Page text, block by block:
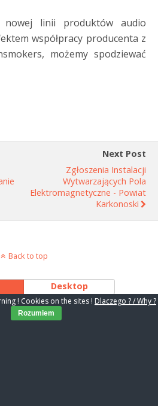
linii produktów audio
współpracy producenta z
możemy spodziewać
Next Post
Zgłoszenia Instalacji
Wytwarzających Pola
Elektromagnetyczne - Powiat
Karkonoski
Back to top
Desktop
! Cookies on the sites ! Dlaczego ? / Why ?
Rozumiem